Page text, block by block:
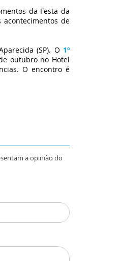
da Festa da
de
(SP). O 1º
outubro no Hotel
O encontro é
a opinião do